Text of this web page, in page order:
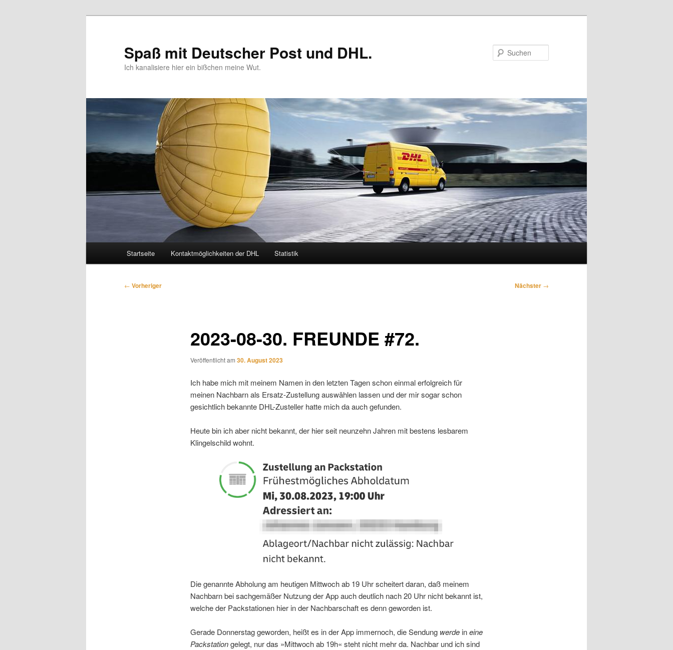
Spaß mit Deutscher Post und DHL.
Ich kanalisiere hier ein bißchen meine Wut.
Startseite Kontaktmöglichkeiten der DHL Statistik
Beitragsnavigation
← Vorheriger Nächster →
2023-08-30. FREUNDE #72.
Veröffentlicht am 30. August 2023
Ich habe mich mit meinem Namen in den letzten Tagen schon einmal erfolgreich für
meinen Nachbarn als Ersatz-Zustellung auswählen lassen und der mir sogar schon
gesichtlich bekannte DHL-Zusteller hatte mich da auch gefunden.
Heute bin ich aber nicht bekannt, der hier seit neunzehn Jahren mit bestens lesbarem
Klingelschild wohnt.
Die genannte Abholung am heutigen Mittwoch ab 19 Uhr scheitert daran, daß meinem
Nachbarn bei sachgemäßer Nutzung der App auch deutlich nach 20 Uhr nicht bekannt ist,
welche der Packstationen hier in der Nachbarschaft es denn geworden ist.
Gerade Donnerstag geworden, heißt es in der App immernoch, die Sendung werdeineine
Packstationgelegt, nur das »Mittwoch ab 19h« steht nicht mehr da. Nachbar und ich sind